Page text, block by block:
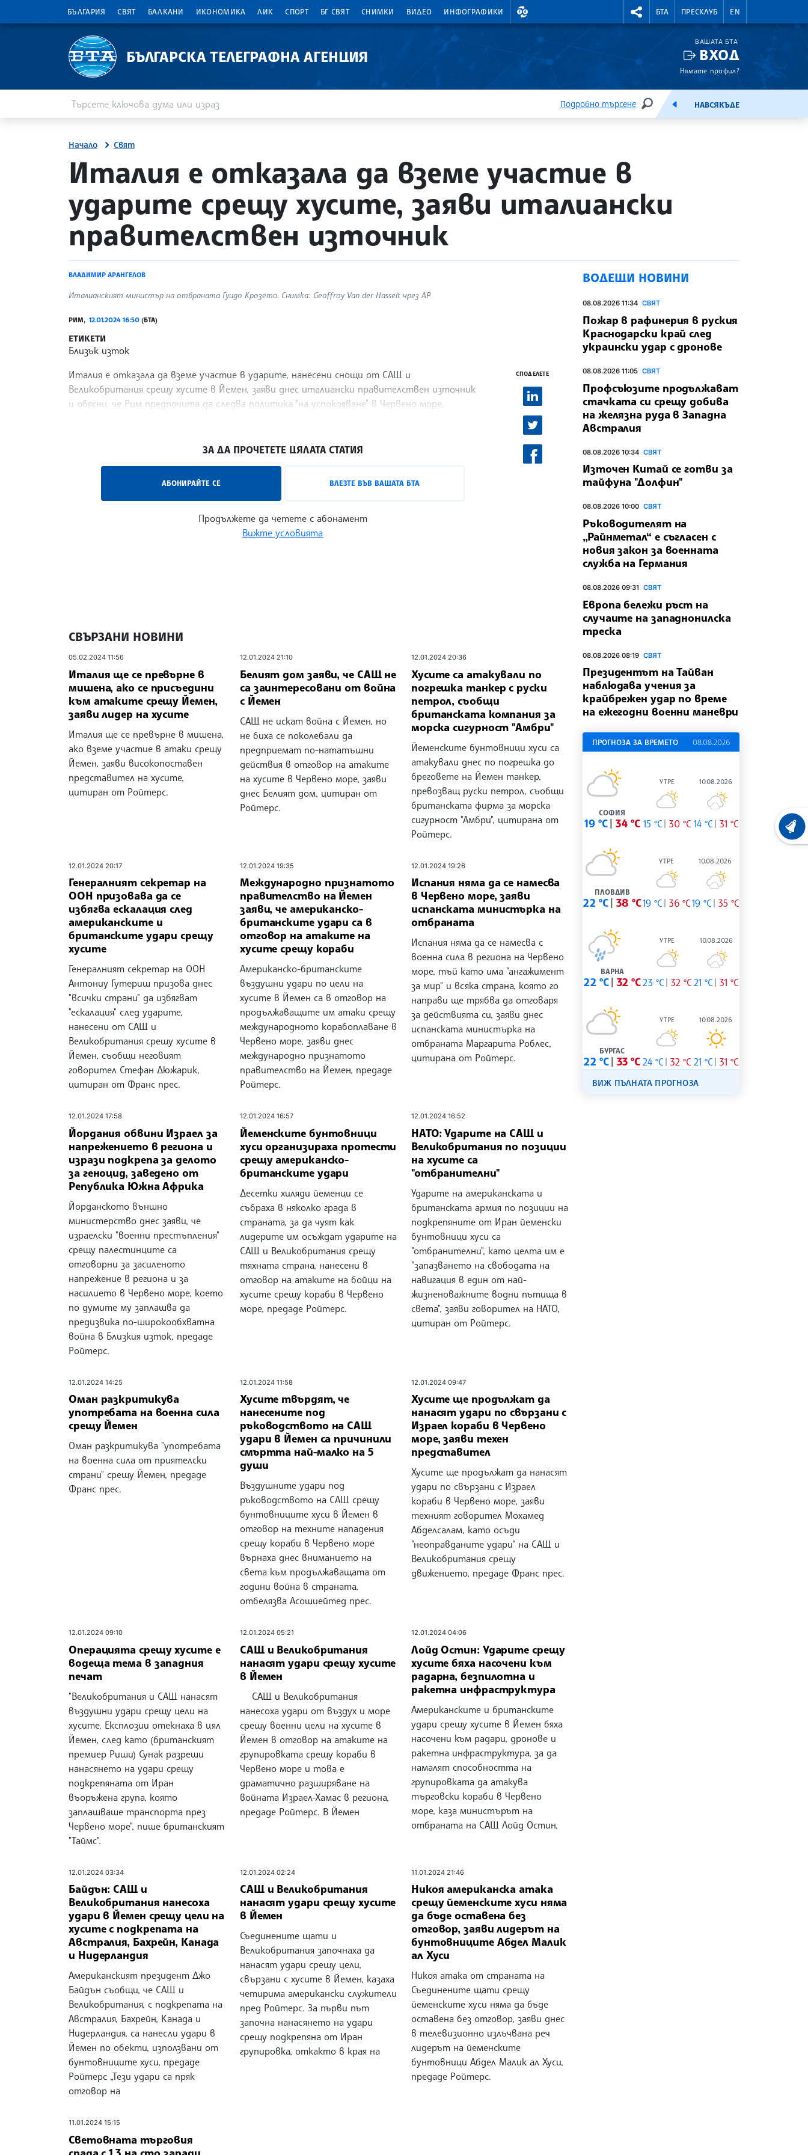
БЪЛГАРИЯ СВЯТ БАЛКАНИ ИКОНОМИКА ЛИК СПОРТ БГ СВЯТ СНИМКИ ВИДЕО ИНФОГРАФИКИ
ВАЛУТНИ КУРСОВЕ RIGHTMENU.SOCIAL
БТА ПРЕСКЛУБ EN
БЪЛГАРСКА ТЕЛЕГРАФНА АГЕНЦИЯ
ВАШАТА БТА
ВХОД
Нямате профил?
Подробно търсене
ТЪРСЕНЕЕМИСИЯНАВСЯКЪДЕ
Начало Свят
site.bta
Италия е отказала да вземе участие в
ударите срещу хусите, заяви италиански
правителствен източник
ВЛАДИМИР АРАНГЕЛОВ
Италианският министър на отбраната Гуидо Крозето. Снимка: Geoffroy Van der Hasselt чрез AP
РИМ, 12.01.2024 16:50 (БТА)
ЕТИКЕТИ
Близък изток
Италия е отказала да вземе участие в ударите, нанесени снощи от САЩ и
Великобритания срещу хусите в Йемен, заяви днес италиански правителствен източник
и обясни, че Рим предпочита да следва политика "на успокояване" в Червено море,
ЗА ДА ПРОЧЕТЕТЕ ЦЯЛАТА СТАТИЯ
АБОНИРАЙТЕ СЕ ВЛЕЗТЕ ВЪВ ВАШАТА БТА
Продължете да четете с абонамент
Вижте условията
СПОДЕЛЕТЕ
СВЪРЗАНИ НОВИНИ
05.02.2024 11:56
Италия ще се превърне в
мишена, ако се присъедини
към атаките срещу Йемен,
заяви лидер на хусите
Италия ще се превърне в мишена,
ако вземе участие в атаки срещу
Йемен, заяви високопоставен
представител на хусите,
цитиран от Ройтерс.
12.01.2024 21:10
Белият дом заяви, че САЩ не
са заинтересовани от война
с Йемен
САЩ не искат война с Йемен, но
не биха се поколебали да
предприемат по-нататъшни
действия в отговор на атаките
на хусите в Червено море, заяви
днес Белият дом, цитиран от
Ройтерс.
12.01.2024 20:36
Хусите са атакували по
погрешка танкер с руски
петрол, съобщи
британската компания за
морска сигурност "Амбри"
Йеменските бунтовници хуси са
атакували днес по погрешка до
бреговете на Йемен танкер,
превозващ руски петрол, съобщи
британската фирма за морска
сигурност "Амбри", цитирана от
Ройтерс.
12.01.2024 20:17
Генералният секретар на
ООН призовава да се
избягва ескалация след
американските и
британските удари срещу
хусите
Генералният секретар на ООН
Антониу Гутериш призова днес
"всички страни" да избягват
"ескалация" след ударите,
нанесени от САЩ и
Великобритания срещу хусите в
Йемен, съобщи неговият
говорител Стефан Дюжарик,
цитиран от Франс прес.
12.01.2024 19:35
Международно признатото
правителство на Йемен
заяви, че американско-
британските удари са в
отговор на атаките на
хусите срещу кораби
Американско-британските
въздушни удари по цели на
хусите в Йемен са в отговор на
продължаващите им атаки срещу
международното корабоплаване в
Червено море, заяви днес
международно признатото
правителство на Йемен, предаде
Ройтерс.
12.01.2024 19:26
Испания няма да се намесва
в Червено море, заяви
испанската министърка на
отбраната
Испания няма да се намесва с
военна сила в региона на Червено
море, тъй като има "ангажимент
за мир" и всяка страна, която го
направи ще трябва да отговаря
за действията си, заяви днес
испанската министърка на
отбраната Маргарита Роблес,
цитирана от Ройтерс.
12.01.2024 17:58
Йордания обвини Израел за
напрежението в региона и
изрази подкрепа за делото
за геноцид, заведено от
Република Южна Африка
Йорданското външно
министерство днес заяви, че
израелски "военни престъпления"
срещу палестинците са
отговорни за засиленото
напрежение в региона и за
насилието в Червено море, което
по думите му заплашва да
предизвика по-широкообхватна
война в Близкия изток, предаде
Ройтерс.
12.01.2024 16:57
Йеменските бунтовници
хуси организираха протести
срещу американско-
британските удари
Десетки хиляди йеменци се
събраха в няколко града в
страната, за да чуят как
лидерите им осъждат ударите на
САЩ и Великобритания срещу
тяхната страна, нанесени в
отговор на атаките на бойци на
хусите срещу кораби в Червено
море, предаде Ройтерс.
12.01.2024 16:52
НАТО: Ударите на САЩ и
Великобритания по позиции
на хусите са
"отбранителни"
Ударите на американската и
британската армия по позиции на
подкрепяните от Иран йеменски
бунтовници хуси са
"отбранителни", като целта им е
"запазването на свободата на
навигация в един от най-
жизненоважните водни пътища в
света", заяви говорител на НАТО,
цитиран от Ройтерс.
12.01.2024 14:25
Оман разкритикува
употребата на военна сила
срещу Йемен
Оман разкритикува "употребата
на военна сила от приятелски
страни" срещу Йемен, предаде
Франс прес.
12.01.2024 11:58
Хусите твърдят, че
нанесените под
ръководството на САЩ
удари в Йемен са причинили
смъртта най-малко на 5
души
Въздушните удари под
ръководството на САЩ срещу
бунтовниците хуси в Йемен в
отговор на техните нападения
срещу кораби в Червено море
върнаха днес вниманието на
света към продължаващата от
години война в страната,
отбелязва Асошиейтед прес.
12.01.2024 09:47
Хусите ще продължат да
нанасят удари по свързани с
Израел кораби в Червено
море, заяви техен
представител
Хусите ще продължат да нанасят
удари по свързани с Израел
кораби в Червено море, заяви
техният говорител Мохамед
Абделсалам, като осъди
"неоправданите удари" на САЩ и
Великобритания срещу
движението, предаде Франс прес.
12.01.2024 09:10
Операцията срещу хусите е
водеща тема в западния
печат
"Великобритания и САЩ нанасят
въздушни удари срещу цели на
хусите. Експлозии отекнаха в цял
Йемен, след като (британският
премиер Риши) Сунак разреши
нанасянето на удари срещу
подкрепяната от Иран
въоръжена група, която
заплашваше транспорта през
Червено море", пише британският
"Таймс".
12.01.2024 05:21
САЩ и Великобритания
нанасят удари срещу хусите
в Йемен
САЩ и Великобритания
нанесоха удари от въздух и море
срещу военни цели на хусите в
Йемен в отговор на атаките на
групировката срещу кораби в
Червено море и това е
драматично разширяване на
войната Израел-Хамас в региона,
предаде Ройтерс. В Йемен
12.01.2024 04:06
Лойд Остин: Ударите срещу
хусите бяха насочени към
радарна, безпилотна и
ракетна инфраструктура
Американските и британските
удари срещу хусите в Йемен бяха
насочени към радари, дронове и
ракетна инфраструктура, за да
намалят способността на
групировката да атакува
търговски кораби в Червено
море, каза министърът на
отбраната на САЩ Лойд Остин,
12.01.2024 03:34
Байдън: САЩ и
Великобритания нанесоха
удари в Йемен срещу цели на
хусите с подкрепата на
Австралия, Бахрейн, Канада
и Нидерландия
Американският президент Джо
Байдън съобщи, че САЩ и
Великобритания, с подкрепата на
Австралия, Бахрейн, Канада и
Нидерландия, са нанесли удари в
Йемен по обекти, използвани от
бунтовниците хуси, предаде
Ройтерс „Тези удари са пряк
отговор на
12.01.2024 02:24
САЩ и Великобритания
нанасят удари срещу хусите
в Йемен
Съединените щати и
Великобритания започнаха да
нанасят удари срещу цели,
свързани с хусите в Йемен, казаха
четирима американски служители
пред Ройтерс. За първи път
започна нанасянето на удари
срещу подкрепяна от Иран
групировка, откакто в края на
11.01.2024 21:46
Никоя американска атака
срещу йеменските хуси няма
да бъде оставена без
отговор, заяви лидерът на
бунтовниците Абдел Малик
ал Хуси
Никоя атака от страната на
Съединените щати срещу
йеменските хуси няма да бъде
оставена без отговор, заяви днес
в телевизионно излъчвана реч
лидерът на йеменските
бунтовници Абдел Малик ал Хуси,
предаде Ройтерс.
11.01.2024 15:15
Световната търговия
ВОДЕЩИ НОВИНИ
08.08.2026 11:34 СВЯТ
Пожар в рафинерия в руския
Краснодарски край след
украински удар с дронове
08.08.2026 11:05 СВЯТ
Профсъюзите продължават
стачката си срещу добива
на желязна руда в Западна
Австралия
08.08.2026 10:34 СВЯТ
Източен Китай се готви за
тайфуна "Долфин"
08.08.2026 10:00 СВЯТ
Ръководителят на
„Райнметал“ е съгласен с
новия закон за военната
служба на Германия
08.08.2026 09:31 СВЯТ
Европа бележи ръст на
случаите на западнонилска
треска
08.08.2026 08:19 СВЯТ
Президентът на Тайван
наблюдава учения за
крайбрежен удар по време
на ежегодни военни маневри
ПРОГНОЗА ЗА ВРЕМЕТО 08.08.2026
СОФИЯ
19 °C 34 °C
УТРЕ
15 °C 30 °C
10.08.2026
14 °C 31 °C
ПЛОВДИВ
22 °C 38 °C
УТРЕ
19 °C 36 °C
10.08.2026
19 °C 35 °C
ВАРНА
22 °C 32 °C
УТРЕ
23 °C 32 °C
10.08.2026
21 °C 31 °C
БУРГАС
22 °C 33 °C
УТРЕ
24 °C 32 °C
10.08.2026
21 °C 31 °C
ВИЖ ПЪЛНАТА ПРОГНОЗА